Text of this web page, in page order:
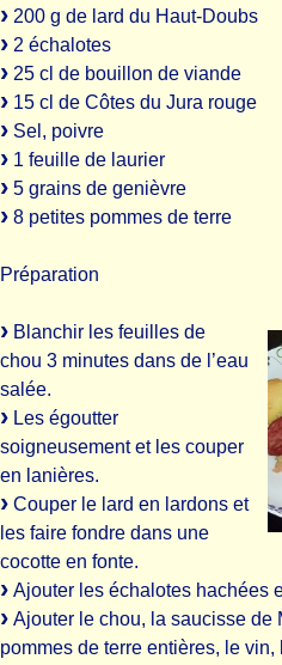
200 g de lard du Haut-Doubs
2 échalotes
25 cl de bouillon de viande
15 cl de Côtes du Jura rouge
Sel, poivre
1 feuille de laurier
5 grains de genièvre
8 petites pommes de terre
Préparation
Blanchir les feuilles de
chou 3 minutes dans de l’eau
salée.
Les égoutter
soigneusement et les couper
en lanières.
Couper le lard en lardons et
les faire fondre dans une
cocotte en fonte.
Ajouter les échalotes hachées
Ajouter le chou, la saucisse de
pommes de terre entières, le